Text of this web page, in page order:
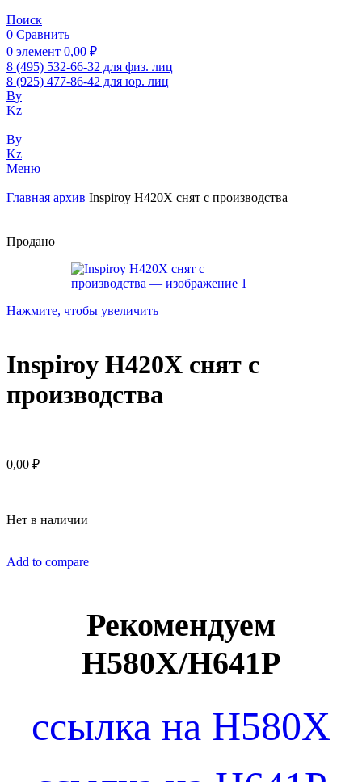
Поиск
0 Сравнить
0 элемент 0,00 ₽
8 (495) 532-66-32 для физ. лиц
8 (925) 477-86-42 для юр. лиц
By
Kz
By
Kz
Меню
Главная архив Inspiroy H420X снят с производства
Продано
Нажмите, чтобы увеличить
Inspiroy H420X снят с
производства
0,00 ₽
Нет в наличии
Add to compare
Рекомендуем
H580X/H641P
ссылка на H580X